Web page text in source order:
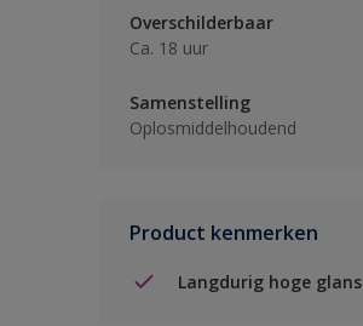
Overschilderbaar
Ca. 18 uur
Samenstelling
Oplosmiddelhoudend
Product kenmerken
Langdurig hoge glans